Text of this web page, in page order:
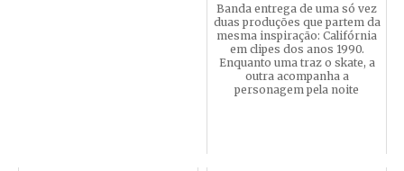
Banda entrega de uma só vez
duas produções que partem da
mesma inspiração: Califórnia
em clipes dos anos 1990.
Enquanto uma traz o skate, a
outra acompanha a
personagem pela noite